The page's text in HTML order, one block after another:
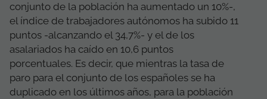
conjunto de la población ha aumentado un 10%-,
el índice de trabajadores autónomos ha subido 11
puntos -alcanzando el 34,7%- y el de los
asalariados ha caído en 10,6 puntos
porcentuales. Es decir, que mientras la tasa de
paro para el conjunto de los españoles se ha
duplicado en los últimos años, para la población